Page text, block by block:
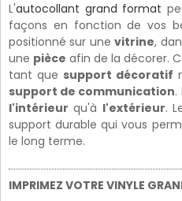
L'autocollant grand format
façons en fonction de vos
positionné sur unevitrine,
une pièce afin de la décorer.
tant que support décoratif
support de communication.
l'intérieur qu'à l'extérieur.
support durable qui vous
le long terme.
IMPRIMEZ VOTRE VINYLE